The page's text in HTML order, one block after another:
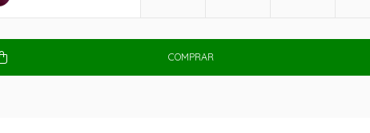
COMPRAR